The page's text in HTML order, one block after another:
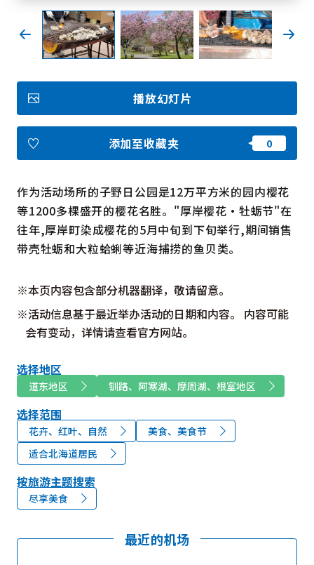
收藏
book gram ube gram book
图库影集
视频
使用条款
链接
语言
作为活动场所的子野日公园是12万平方米的园内樱花
等1200多棵盛开的樱花名胜。"厚岸樱花・牡蛎节"在
往年,厚岸町染成樱花的5月中旬到下旬举行,期间销售
带壳牡蛎和大粒蛤蜊等近海捕捞的鱼贝类。
※本页内容包含部分机器翻译，敬请留意。
※活动信息基于最近举办活动的日期和内容。 内容可能
会有变动，详情请查看官方网站。
播放幻灯片
添加至收藏夹
选择地区
道东地区 钏路、阿寒湖、摩周湖、根室地区
选择范围
花卉、红叶、自然
美食、美食节
适合北海道居民
按旅游主题搜索
尽享美食
最近的机场